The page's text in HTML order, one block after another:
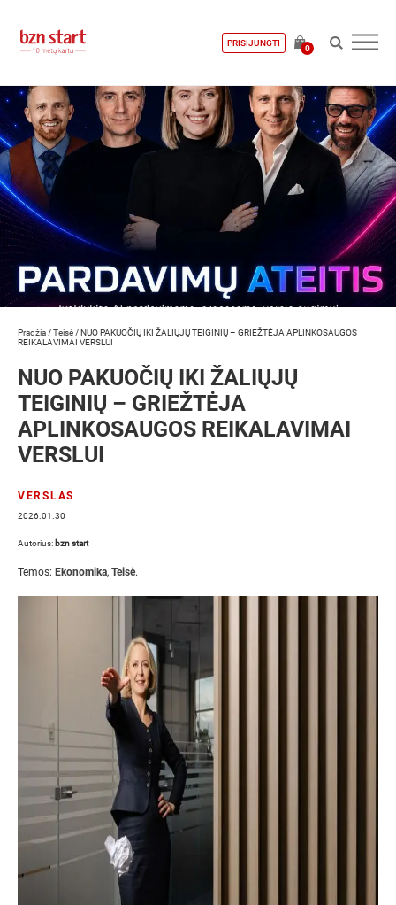
PRISIJUNGTI
0
Pradžia /Teisė /NUO PAKUOČIŲ IKI ŽALIŲJŲ TEIGINIŲ – GRIEŽTĖJA APLINKOSAUGOS
REIKALAVIMAI VERSLUI
NUO PAKUOČIŲ IKI ŽALIŲJŲ
TEIGINIŲ – GRIEŽTĖJA
APLINKOSAUGOS REIKALAVIMAI
VERSLUI
VERSLAS
2026.01.30
Autorius: bzn start
Temos: Ekonomika, Teisė.